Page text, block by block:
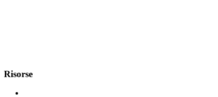
Risorse